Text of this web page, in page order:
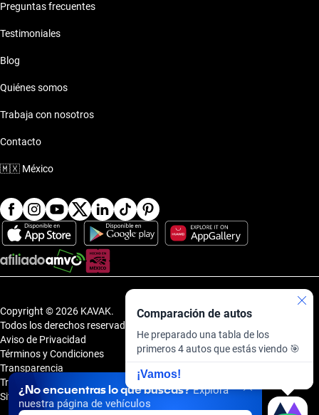
¿No encuentras lo que buscas? Explora
nuestra página de vehículos
Comparación de autos
He preparado una tabla de los
primeros 4 autos que estás viendo 🎯
¡Vamos!
Preguntas frecuentes
Testimoniales
Blog
Quiénes somos
Trabaja con nosotros
Contacto
🇲🇽 México
Copyright © 2026 KAVAK.
Todos los derechos reservados.
Aviso de Privacidad
Términos y Condiciones
Transparencia
Transparencia Financiera
Sitemap